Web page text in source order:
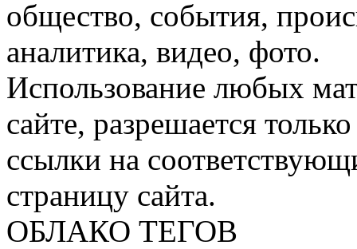
общество, события,
аналитика, видео, фото.
Использование любых
сайте, разрешается
ссылки на
страницу сайта.
ОБЛАКО ТЕГОВ